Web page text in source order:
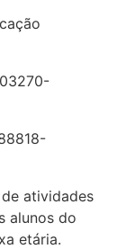
atividades
alunos do
etária.